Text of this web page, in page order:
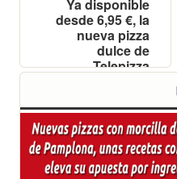
Ya disponible
desde 6,95 €, la
nueva pizza
dulce de
Telepizza
pistacho sobre
su masa
irresistible